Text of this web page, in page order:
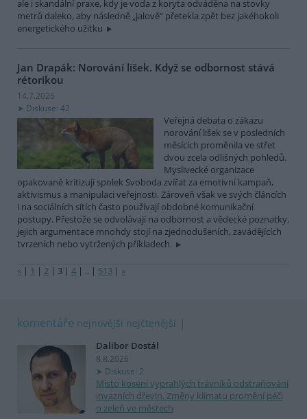
ale i skandální praxe, kdy je voda z koryta odváděna na stovky
metrů daleko, aby následně „jalově“ přetekla zpět bez jakéhokoli
energetického užitku
Jan Drapák: Norování lišek. Když se odbornost stává
rétorikou
14.7.2026
Diskuse: 42
Veřejná debata o zákazu
norování lišek se v posledních
měsících proměnila ve střet
dvou zcela odlišných pohledů.
Myslivecké organizace
opakovaně kritizují spolek Svoboda zvířat za emotivní kampaň,
aktivismus a manipulaci veřejnosti. Zároveň však ve svých článcích
i na sociálních sítích často používají obdobné komunikační
postupy. Přestože se odvolávají na odbornost a vědecké poznatky,
jejich argumentace mnohdy stojí na zjednodušeních, zavádějících
tvrzeních nebo vytržených příkladech.
« | 1 | 2 | 3 | 4 | .. | 513 | »
komentáře nejnovější nejčtenější
Dalibor Dostál
8.8.2026
Diskuse: 2
Místo kosení vyprahlých trávníků odstraňování
invazních dřevin. Změny klimatu promění péči
o zeleň ve městech